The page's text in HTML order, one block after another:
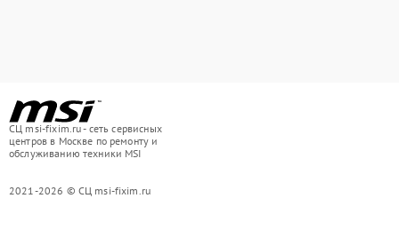
СЦ msi-fixim.ru - сеть сервисных
центров в Москве по ремонту и
обслуживанию техники MSI
2021-2026 © СЦ msi-fixim.ru